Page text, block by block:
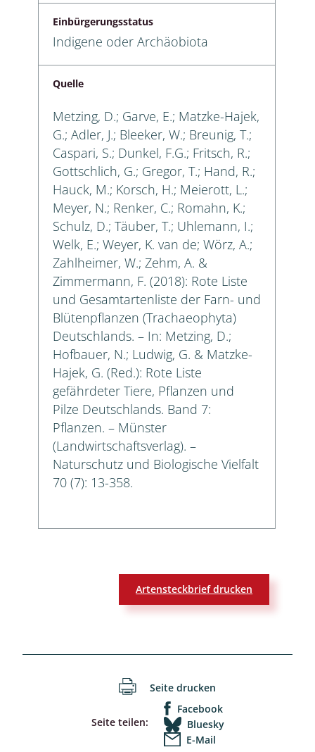
Einbürgerungsstatus
Indigene oder Archäobiota
Quelle
Metzing, D.; Garve, E.; Matzke-Hajek,
G.; Adler, J.; Bleeker, W.; Breunig, T.;
Caspari, S.; Dunkel, F.G.; Fritsch, R.;
Gottschlich, G.; Gregor, T.; Hand, R.;
Hauck, M.; Korsch, H.; Meierott, L.;
Meyer, N.; Renker, C.; Romahn, K.;
Schulz, D.; Täuber, T.; Uhlemann, I.;
Welk, E.; Weyer, K. van de; Wörz, A.;
Zahlheimer, W.; Zehm, A. &
Zimmermann, F. (2018): Rote Liste
und Gesamtartenliste der Farn- und
Blütenpflanzen (Trachaeophyta)
Deutschlands. – In: Metzing, D.;
Hofbauer, N.; Ludwig, G. & Matzke-
Hajek, G. (Red.): Rote Liste
gefährdeter Tiere, Pflanzen und
Pilze Deutschlands. Band 7:
Pflanzen. – Münster
(Landwirtschaftsverlag). –
Naturschutz und Biologische Vielfalt
70 (7): 13-358.
Artensteckbrief drucken
Seite drucken
Seite teilen:
Facebook
Bluesky
E-Mail